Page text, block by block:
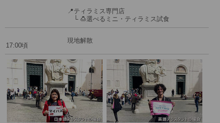
📍ティラミス専門店
└ 🍮選べるミニ・ティラミス試食
17:00頃
現地解散